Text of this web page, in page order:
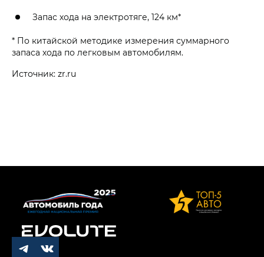
Запас хода на электротяге, 124 км*
* По китайской методике измерения суммарного
запаса хода по легковым автомобилям.
Источник: zr.ru